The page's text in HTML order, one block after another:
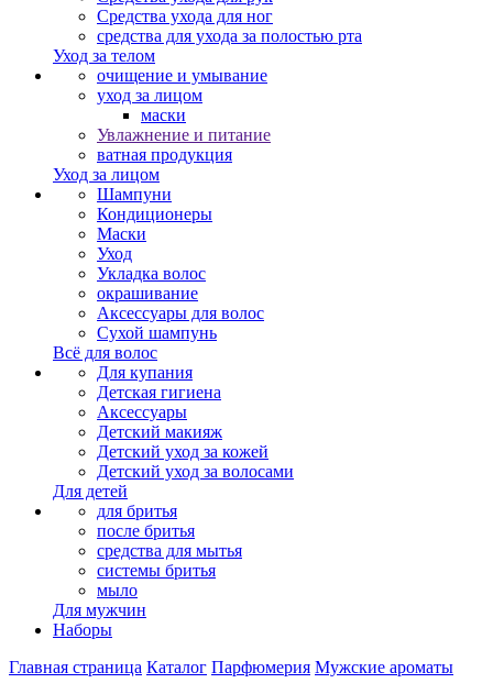
Средства ухода для ног
средства для ухода за полостью рта
Уход за телом
очищение и умывание
уход за лицом
маски
Увлажнение и питание
ватная продукция
Уход за лицом
Шампуни
Кондиционеры
Маски
Уход
Укладка волос
окрашивание
Аксессуары для волос
Сухой шампунь
Всё для волос
Для купания
Детская гигиена
Аксессуары
Детский макияж
Детский уход за кожей
Детский уход за волосами
Для детей
для бритья
после бритья
средства для мытья
системы бритья
мыло
Для мужчин
Наборы
Главная страница Каталог Парфюмерия Мужские ароматы